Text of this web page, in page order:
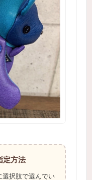
定方法
択肢で選んでい